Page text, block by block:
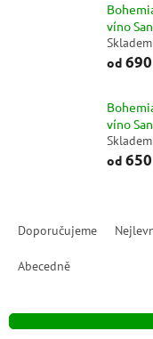
víno
od
víno
od
p
Doporučujeme
Abecedně